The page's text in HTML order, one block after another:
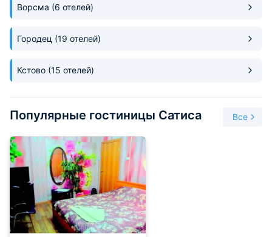
Ворсма (6 отелей)
Городец (19 отелей)
Кстово (15 отелей)
Популярные гостиницы Сатиса Все